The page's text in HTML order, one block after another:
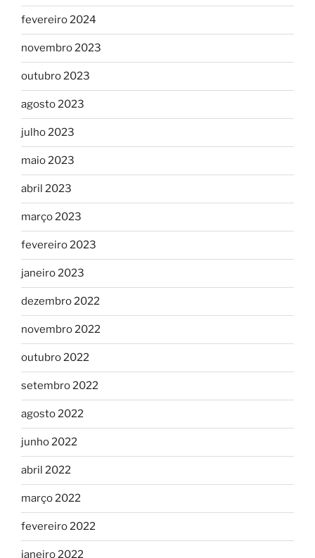
fevereiro 2024
novembro 2023
outubro 2023
agosto 2023
julho 2023
maio 2023
abril 2023
março 2023
fevereiro 2023
janeiro 2023
dezembro 2022
novembro 2022
outubro 2022
setembro 2022
agosto 2022
junho 2022
abril 2022
março 2022
fevereiro 2022
janeiro 2022